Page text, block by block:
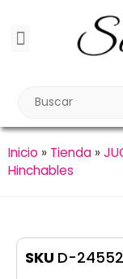
Inicio » Tienda »
Hinchables
SKU D-